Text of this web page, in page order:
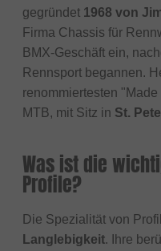
gegründet 1968 von
Firma Chassis für
BMX-Geschäft ein,
Rennsport begannen.
renommiertesten
MTB, mit Sitz in St.
Was ist die
Profile?
Die Spezialität von
Langlebigkeit. Ihre